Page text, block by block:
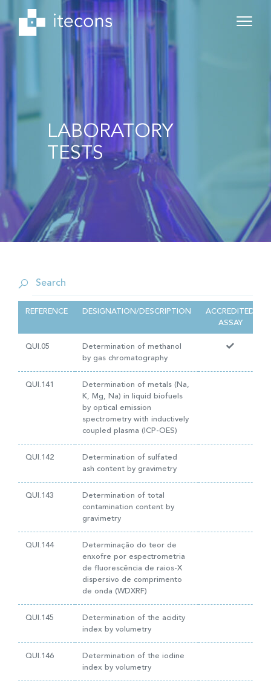
LABORATORY
TESTS
REFERENCE DESIGNATION/DESCRIPTION
ACCREDITED
ASSAY
QUI.05
Determination of methanol
by gas chromatography
QUI.141
Determination of metals (Na,
K, Mg, Na) in liquid biofuels
by optical emission
spectrometry with inductively
coupled plasma (ICP-OES)
QUI.142
Determination of sulfated
ash content by gravimetry
QUI.143
Determination of total
contamination content by
gravimetry
QUI.144
Determinação do teor de
enxofre por espectrometria
de fluorescência de raios-X
dispersivo de comprimento
de onda (WDXRF)
QUI.145
Determination of the acidity
index by volumetry
QUI.146
Determination of the iodine
index by volumetry